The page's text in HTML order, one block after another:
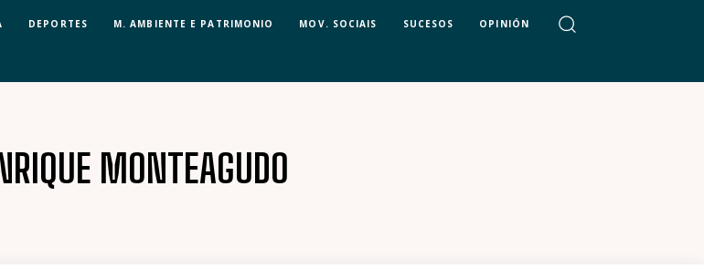
DEPORTES M. AMBIENTE E PATRIMONIO MOV. SOCIAIS SUCESOS OPINIÓN
MONTEAGUDO